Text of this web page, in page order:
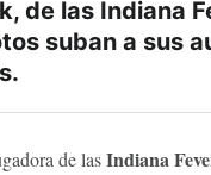
de las Indiana
suban a sus
de lasIndiana